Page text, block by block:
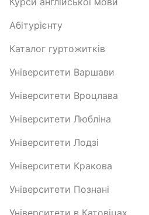
Абітурієнту
Каталог гуртожитків
Університети Варшави
Університети Вроцлава
Університети Любліна
Університети Лодзі
Університети Кракова
Університети Познані
Університети в Катовіцах